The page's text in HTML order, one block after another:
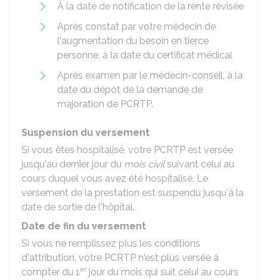
À la date de notification de la rente révisée
Après constat par votre médecin de
l'augmentation du besoin en tierce
personne, à la date du certificat médical
Après examen par le médecin-conseil, à la
date du dépôt de la demande de
majoration de PCRTP.
Suspension du versement
Si vous êtes hospitalisé, votre PCRTP est versée
jusqu'au dernier jour du mois civilsuivant celui au
cours duquel vous avez été hospitalisé. Le
versement de la prestation est suspendu jusqu'à la
date de sortie de l'hôpital.
Date de fin du versement
Si vous ne remplissez plus les conditions
d'attribution, votre PCRTP n'est plus versée à
compter du 1er jour du mois qui suit celui au cours